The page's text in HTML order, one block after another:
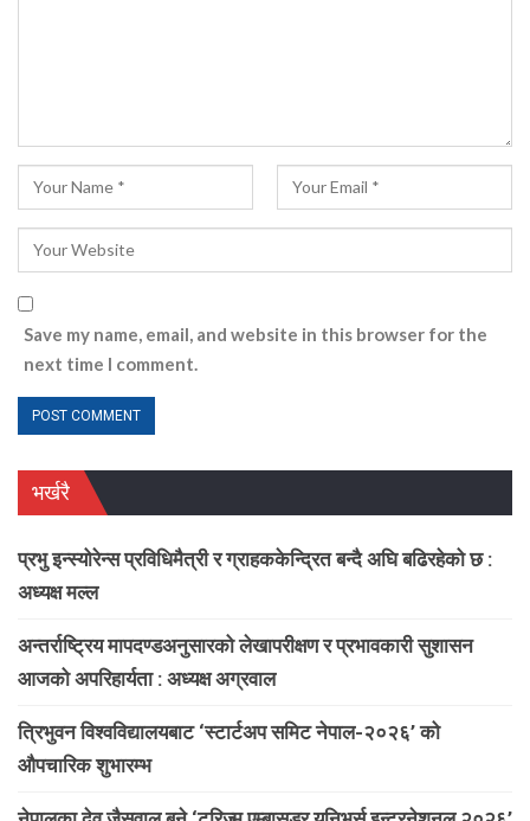
Save my name, email, and website in this browser for the
next time I comment.
भर्खरै
प्रभु इन्स्योरेन्स प्रविधिमैत्री र ग्राहककेन्द्रित बन्दै अघि बढिरहेको छ :
अध्यक्ष मल्ल
अन्तर्राष्ट्रिय मापदण्डअनुसारको लेखापरीक्षण र प्रभावकारी सुशासन
आजको अपरिहार्यता : अध्यक्ष अग्रवाल
त्रिभुवन विश्वविद्यालयबाट ‘स्टार्टअप समिट नेपाल-२०२६’ को
औपचारिक शुभारम्भ